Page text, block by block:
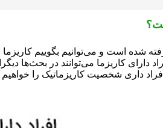
شده است و می‌توانیم بگوییم
دارای کاریزما می‌توانند در